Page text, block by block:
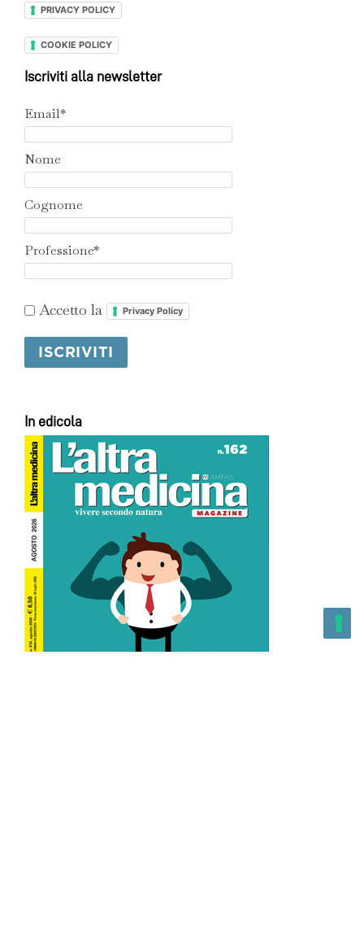
PRIVACY POLICY
COOKIE POLICY
Iscriviti alla newsletter
Email*
Nome
Cognome
Professione*
Accetto la Privacy Policy
In edicola